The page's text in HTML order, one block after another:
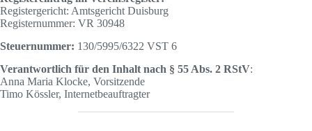
Registergericht: Amtsgericht Duisburg
Registernummer: VR 30948
Steuernummer: 130/5995/6322 VST 6
Verantwortlich für den Inhalt nach § 55 Abs. 2 RStV:
Anna Maria Klocke, Vorsitzende
Timo Kössler, Internetbeauftragter